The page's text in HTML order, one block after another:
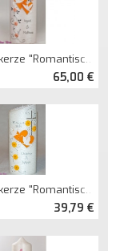
Mit Blättern Oval Abg. Perlmutt
65,00 €
Perlmutt Oval Abg.
39,79 €